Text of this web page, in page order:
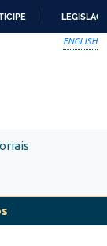
ENGLISH